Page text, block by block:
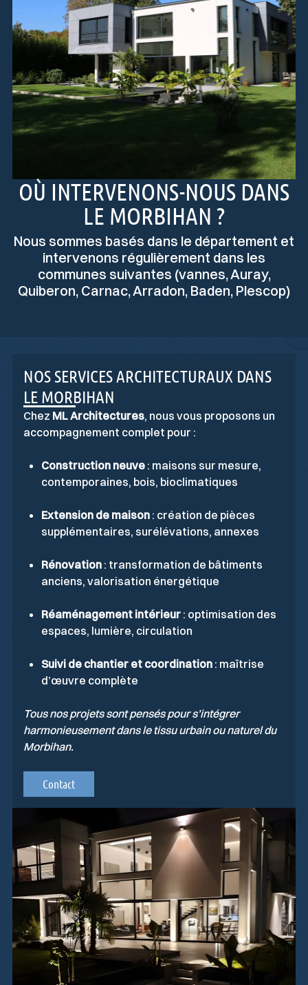
OÙ INTERVENONS-NOUS DANS
LE MORBIHAN ?
Nous sommes basés dans le département et
intervenons régulièrement dans les
communes suivantes (vannes, Auray,
Quiberon, Carnac, Arradon, Baden, Plescop)
NOS SERVICES ARCHITECTURAUX DANS
LE MORBIHAN
Chez ML Architectures, nous vous proposons un
accompagnement complet pour :
Construction neuve : maisons sur mesure,
contemporaines, bois, bioclimatiques
Extension de maison : création de pièces
supplémentaires, surélévations, annexes
Rénovation : transformation de bâtiments
anciens, valorisation énergétique
Réaménagement intérieur : optimisation des
espaces, lumière, circulation
Suivi de chantier et coordination : maîtrise
d’œuvre complète
Tous nos projets sont pensés pour s’intégrer
harmonieusement dans le tissu urbain ou naturel du
Morbihan.
Contact